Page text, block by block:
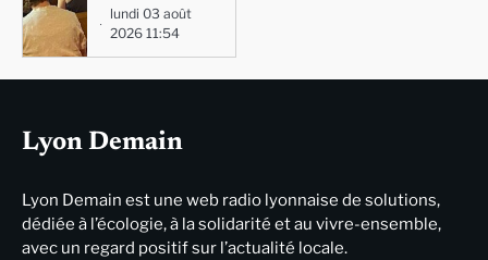
lundi 03 août
2026 11:54
Lyon Demain
Lyon Demain est une web radio lyonnaise de solutions,
dédiée à l’écologie, à la solidarité et au vivre-ensemble,
avec un regard positif sur l’actualité locale.